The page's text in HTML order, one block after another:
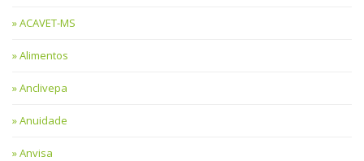
ACAVET-MS
Alimentos
Anclivepa
Anuidade
Anvisa